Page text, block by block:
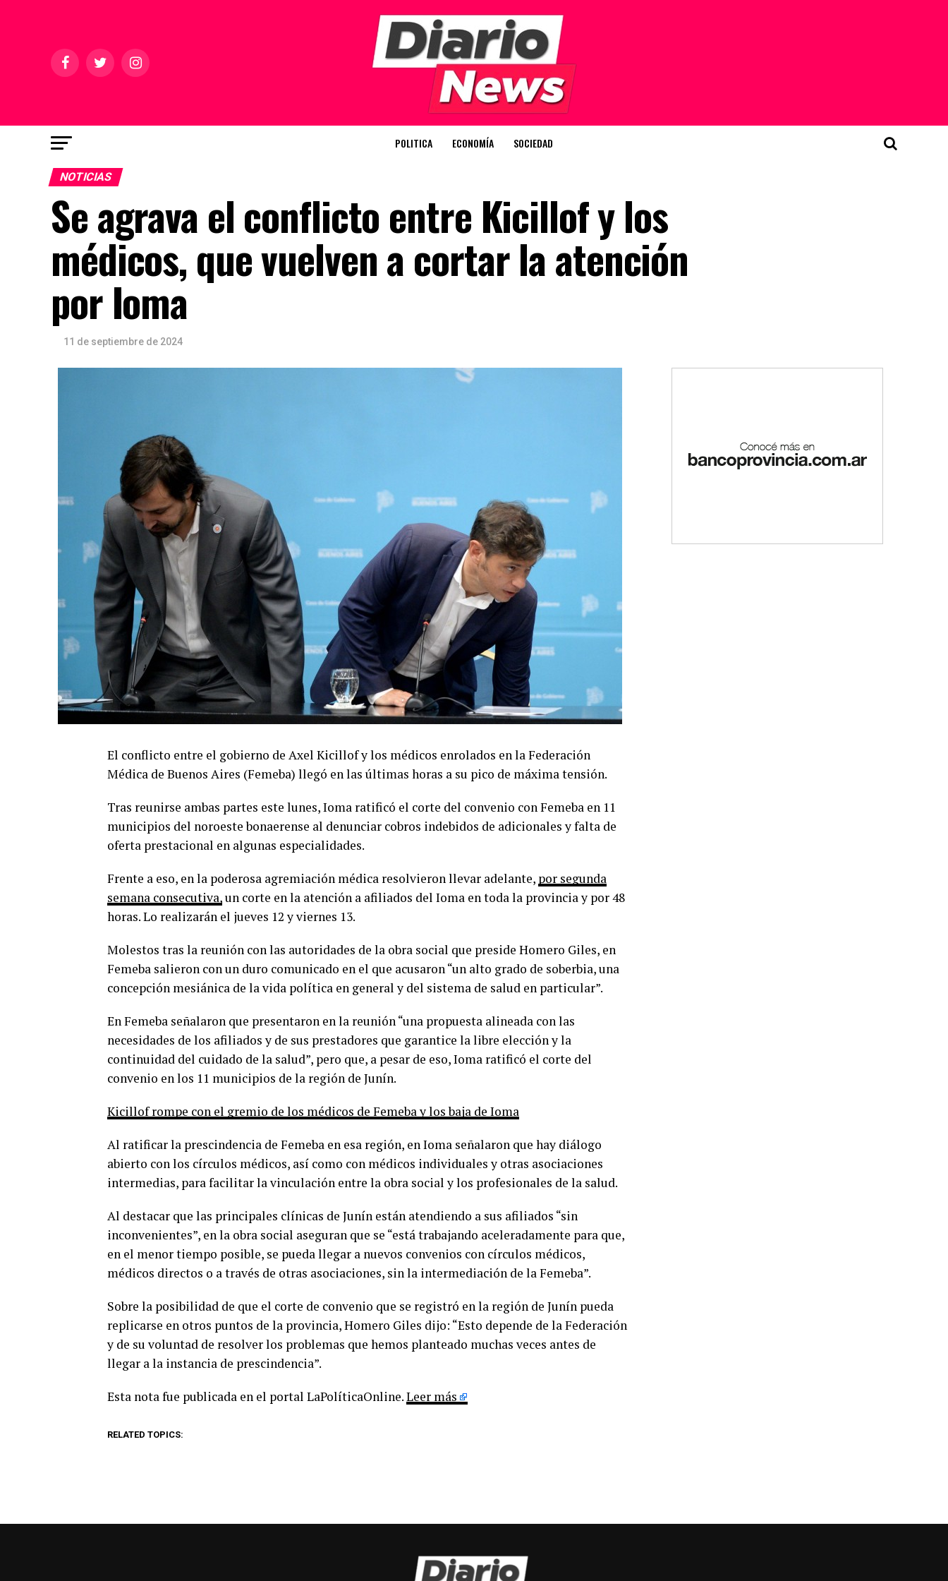
POLITICA ECONOMÍA SOCIEDAD
NOTICIAS
Se agrava el conflicto entre Kicillof y los
médicos, que vuelven a cortar la atención
por Ioma
11 de septiembre de 2024
El conflicto entre el gobierno de Axel Kicillof y los médicos enrolados en la Federación
Médica de Buenos Aires (Femeba) llegó en las últimas horas a su pico de máxima tensión.
Tras reunirse ambas partes este lunes, Ioma ratificó el corte del convenio con Femeba en 11
municipios del noroeste bonaerense al denunciar cobros indebidos de adicionales y falta de
oferta prestacional en algunas especialidades.
Frente a eso, en la poderosa agremiación médica resolvieron llevar adelante, por segunda
semana consecutiva,un corte en la atención a afiliados del Ioma en toda la provincia y por 48
horas. Lo realizarán el jueves 12 y viernes 13.
Molestos tras la reunión con las autoridades de la obra social que preside Homero Giles, en
Femeba salieron con un duro comunicado en el que acusaron “un alto grado de soberbia, una
concepción mesiánica de la vida política en general y del sistema de salud en particular”.
En Femeba señalaron que presentaron en la reunión “una propuesta alineada con las
necesidades de los afiliados y de sus prestadores que garantice la libre elección y la
continuidad del cuidado de la salud”, pero que, a pesar de eso, Ioma ratificó el corte del
convenio en los 11 municipios de la región de Junín.
Kicillof rompe con el gremio de los médicos de Femeba y los baja de Ioma
Al ratificar la prescindencia de Femeba en esa región, en Ioma señalaron que hay diálogo
abierto con los círculos médicos, así como con médicos individuales y otras asociaciones
intermedias, para facilitar la vinculación entre la obra social y los profesionales de la salud.
Al destacar que las principales clínicas de Junín están atendiendo a sus afiliados “sin
inconvenientes”, en la obra social aseguran que se “está trabajando aceleradamente para que,
en el menor tiempo posible, se pueda llegar a nuevos convenios con círculos médicos,
médicos directos o a través de otras asociaciones, sin la intermediación de la Femeba”.
Sobre la posibilidad de que el corte de convenio que se registró en la región de Junín pueda
replicarse en otros puntos de la provincia, Homero Giles dijo: “Esto depende de la Federación
y de su voluntad de resolver los problemas que hemos planteado muchas veces antes de
llegar a la instancia de prescindencia”.
Esta nota fue publicada en el portal LaPolíticaOnline.Leer más
RELATED TOPICS: